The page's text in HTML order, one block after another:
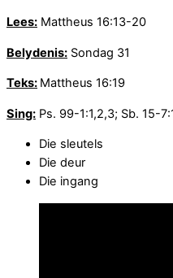
Lees: Mattheus 16:13-20
Belydenis: Sondag 31
Teks: Mattheus 16:19
Sing: Ps. 99-1:1,2,3; Sb. 15-
Die sleutels
Die deur
Die ingang